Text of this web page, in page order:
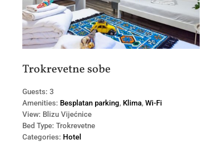
Trokrevetne sobe
Guests: 3
Amenities: Besplatan parking, Klima, Wi-Fi
View: Blizu Vijećnice
Bed Type: Trokrevetne
Categories: Hotel